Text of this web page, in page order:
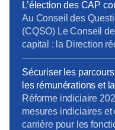
L’élection des CAP
Au Conseil des
(CQSO) Le Conseil
capital : la Direction
s’appliquent aux
validation par le
dénoncent ce
atteinte à un principe
devrait être à la […]
Sécuriser les
les rémunérations et
Réforme indiciaire
mesures indiciaires et
carrière pour les